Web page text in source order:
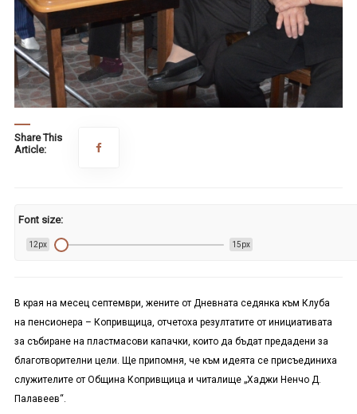
Share This
Article:
Font size:
12px 15px
В края на месец септември, жените от Дневната седянка към Клуба
на пенсионера – Копривщица, отчетоха резултатите от инициативата
за събиране на пластмасови капачки, които да бъдат предадени за
благотворителни цели. Ще припомня, че към идеята се присъединиха
служителите от Община Копривщица и читалище „Хаджи Ненчо Д.
Палавеев“.